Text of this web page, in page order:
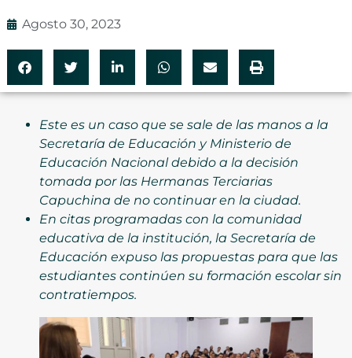
Agosto 30, 2023
Este es un caso que se sale de las manos a la
Secretaría de Educación y Ministerio de
Educación Nacional debido a la decisión
tomada por las Hermanas Terciarias
Capuchina de no continuar en la ciudad.
En citas programadas con la comunidad
educativa de la institución, la Secretaría de
Educación expuso las propuestas para que las
estudiantes continúen su formación escolar sin
contratiempos.